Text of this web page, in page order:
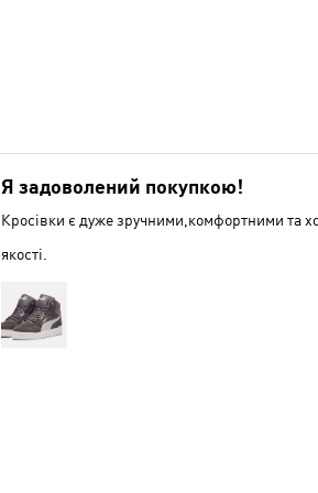
Я задоволений покупкою!
Кросівки є дуже зручними,комфортними та
якості.